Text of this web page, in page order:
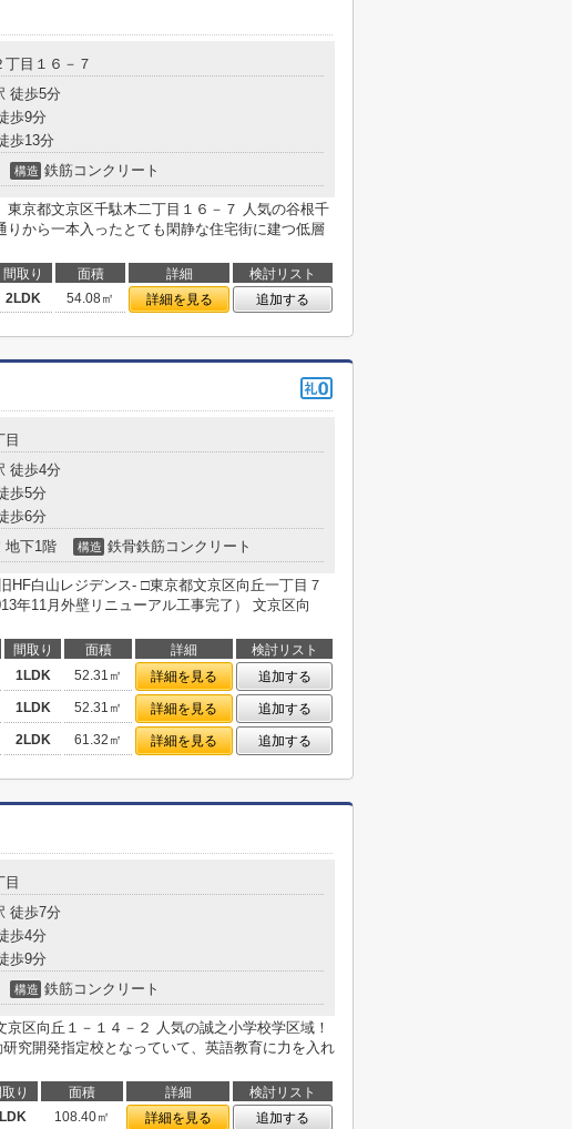
丁目１６－７
徒歩5分
歩9分
歩13分
構造 鉄筋コンクリート
東京都文京区千駄木二丁目１６－７ 人気の谷根千
りから一本入ったとても閑静な住宅街に建つ低層
間取り 面積 詳細
検討リスト
2LDK 54.08㎡ 詳細を見る 追加する
目
徒歩4分
歩5分
歩6分
地下1階 構造 鉄骨鉄筋コンクリート
HF白山レジデンス- □東京都文京区向丘一丁目７
年11月外壁リニューアル工事完了） 文京区向
間取り 面積 詳細
検討リスト
1LDK 52.31㎡ 詳細を見る
追加する
1LDK 52.31㎡ 詳細を見る
追加する
2LDK 61.32㎡ 詳細を見る 追加する
目
徒歩7分
歩4分
歩9分
構造 鉄筋コンクリート
京区向丘１－１４－２ 人気の誠之小学校学区域！
究開発指定校となっていて、英語教育に力を入れ
り 面積 詳細
検討リスト
108.40㎡ 詳細を見る 追加する